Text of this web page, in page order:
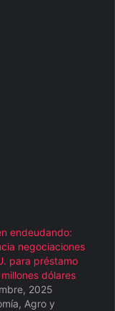
endeudando:
negociaciones
para préstamo
dólares
2025
Agro y